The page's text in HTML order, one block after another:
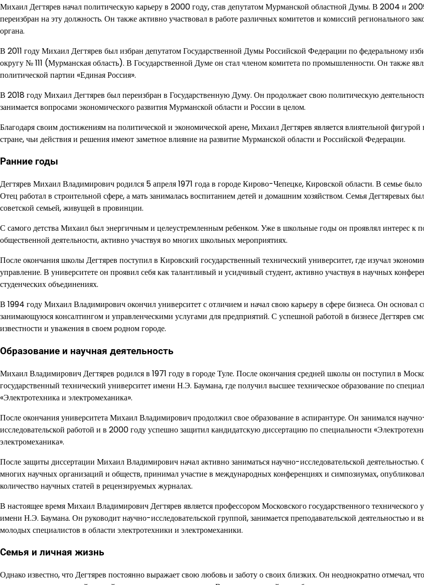
Михаил Дегтярев начал политическую карьеру в 2000 году, став депутатом Мурманской областной Думы. В 2004 и
переизбран на эту должность. Он также активно участвовал в работе различных комитетов и комиссий регионального
органа.
В 2011 году Михаил Дегтярев был избран депутатом Государственной Думы Российской Федерации по федеральному
округу № 111 (Мурманская область). В Государственной Думе он стал членом комитета по промышленности. Он также
политической партии «Единая Россия».
В 2018 году Михаил Дегтярев был переизбран в Государственную Думу. Он продолжает свою политическую
занимается вопросами экономического развития Мурманской области и России в целом.
Благодаря своим достижениям на политической и экономической арене, Михаил Дегтярев является влиятельной фигурой
стране, чьи действия и решения имеют заметное влияние на развитие Мурманской области и Российской Федерации.
Ранние годы
Дегтярев Михаил Владимирович родился 5 апреля 1971 года в городе Кирово-Чепецке, Кировской области. В семье было
Отец работал в строительной сфере, а мать занималась воспитанием детей и домашним хозяйством. Семья Дегтяревых
советской семьей, живущей в провинции.
С самого детства Михаил был энергичным и целеустремленным ребенком. Уже в школьные годы он проявлял интерес к
общественной деятельности, активно участвуя во многих школьных мероприятиях.
После окончания школы Дегтярев поступил в Кировский государственный технический университет, где изучал
управление. В университете он проявил себя как талантливый и усидчивый студент, активно участвуя в научных
студенческих объединениях.
В 1994 году Михаил Владимирович окончил университет с отличием и начал свою карьеру в сфере бизнеса. Он основал
занимающуюся консалтингом и управленческими услугами для предприятий. С успешной работой в бизнесе Дегтярев
известности и уважения в своем родном городе.
Образование и научная деятельность
Михаил Владимирович Дегтярев родился в 1971 году в городе Туле. После окончания средней школы он поступил в
государственный технический университет имени Н.Э. Баумана, где получил высшее техническое образование по
«Электротехника и электромеханика».
После окончания университета Михаил Владимирович продолжил свое образование в аспирантуре. Он занимался
исследовательской работой и в 2000 году успешно защитил кандидатскую диссертацию по специальности
электромеханика».
После защиты диссертации Михаил Владимирович начал активно заниматься научно-исследовательской деятельностью.
многих научных организаций и обществ, принимал участие в международных конференциях и симпозиумах,
количество научных статей в рецензируемых журналах.
В настоящее время Михаил Владимирович Дегтярев является профессором Московского государственного технического
имени Н.Э. Баумана. Он руководит научно-исследовательской группой, занимается преподавательской деятельностью и
молодых специалистов в области электротехники и электромеханики.
Семья и личная жизнь
Однако известно, что Дегтярев постоянно выражает свою любовь и заботу о своих близких. Он неоднократно отмечал,